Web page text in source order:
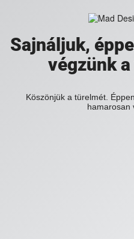
Sajnáljuk,
végzünk
Köszönjük a türelmét.
hamarosan